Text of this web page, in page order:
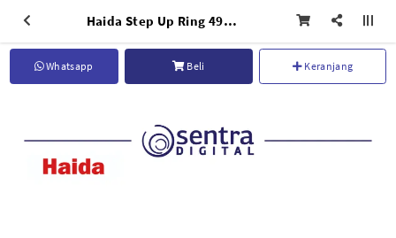
Haida Step Up Ring 49-72 - HD1071
Whatsapp Beli Keranjang